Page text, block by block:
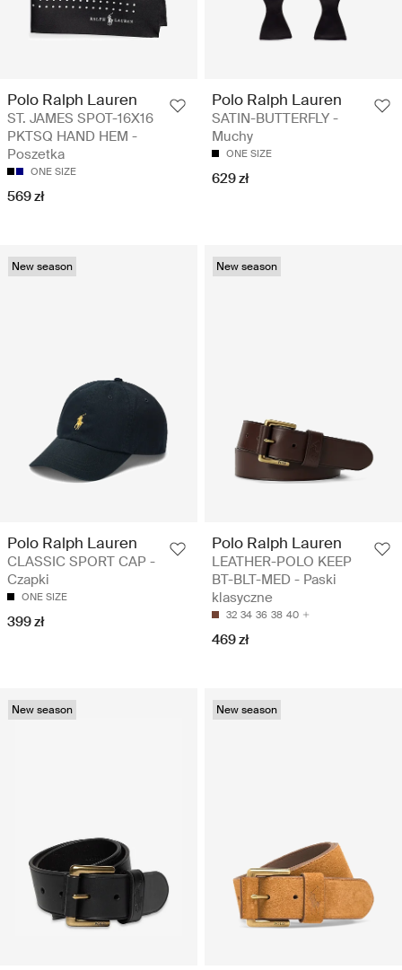
Polo Ralph Lauren
ST. JAMES SPOT-16X16
PKTSQ HAND HEM -
Poszetka
ONE SIZE
569 zł
Polo Ralph Lauren
SATIN-BUTTERFLY -
Muchy
ONE SIZE
629 zł
New season
Polo Ralph Lauren
CLASSIC SPORT CAP -
Czapki
ONE SIZE
399 zł
New season
Polo Ralph Lauren
LEATHER-POLO KEEP
BT-BLT-MED - Paski
klasyczne
32 34 36 38 40
469 zł
New season New season